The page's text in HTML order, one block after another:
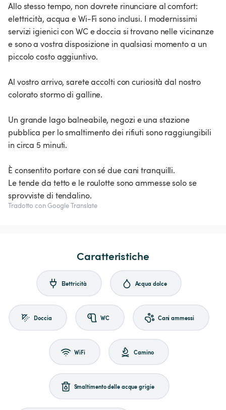
Allo stesso tempo, non dovrete rinunciare al comfort:
elettricità, acqua e Wi-Fi sono inclusi. I modernissimi
servizi igienici con WC e doccia si trovano nelle vicinanze
e sono a vostra disposizione in qualsiasi momento a un
piccolo costo aggiuntivo.
Al vostro arrivo, sarete accolti con curiosità dal nostro
colorato stormo di galline.
Un grande lago balneabile, negozi e una stazione
pubblica per lo smaltimento dei rifiuti sono raggiungibili
in circa 5 minuti.
È consentito portare con sé due cani tranquilli.
Le tende da tetto e le roulotte sono ammesse solo se
sprovviste di tendalino.
Tradotto con Google Translate
Caratteristiche
Elettricità Acqua dolce
Doccia WC Cani ammessi
WiFi Camino
Smaltimento delle acque grigie